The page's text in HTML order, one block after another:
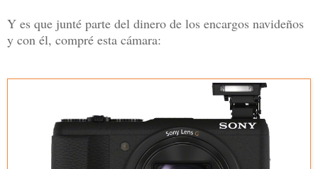
Y es que junté parte del dinero de los encargos navideños
y con él, compré esta cámara: